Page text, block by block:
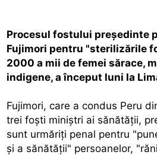
Procesul fostului preşedinte
Fujimori pentru "sterilizările
2000 a mii de femei sărace,
indigene, a început luni la
Fujimori, care a condus Peru
trei foşti miniştri ai sănătăţii,
sunt urmăriţi penal pentru
şi a sănătăţii" persoanelor,